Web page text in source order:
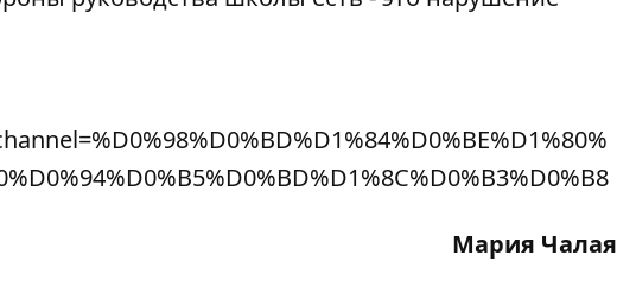
Мария Чалая